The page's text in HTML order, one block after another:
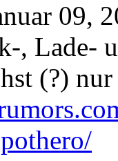
09,
, Lade-
(?)